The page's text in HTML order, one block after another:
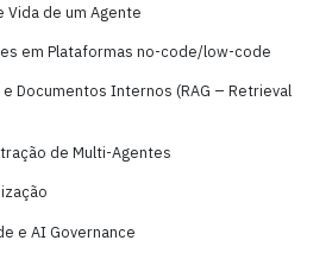
Vida de um Agente
em Plataformas no-code/low-code
Documentos Internos (RAG – Retrieval
de Multi-Agentes
e AI Governance